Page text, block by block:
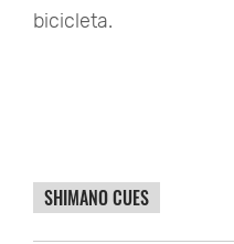
bicicleta.
SHIMANO CUES